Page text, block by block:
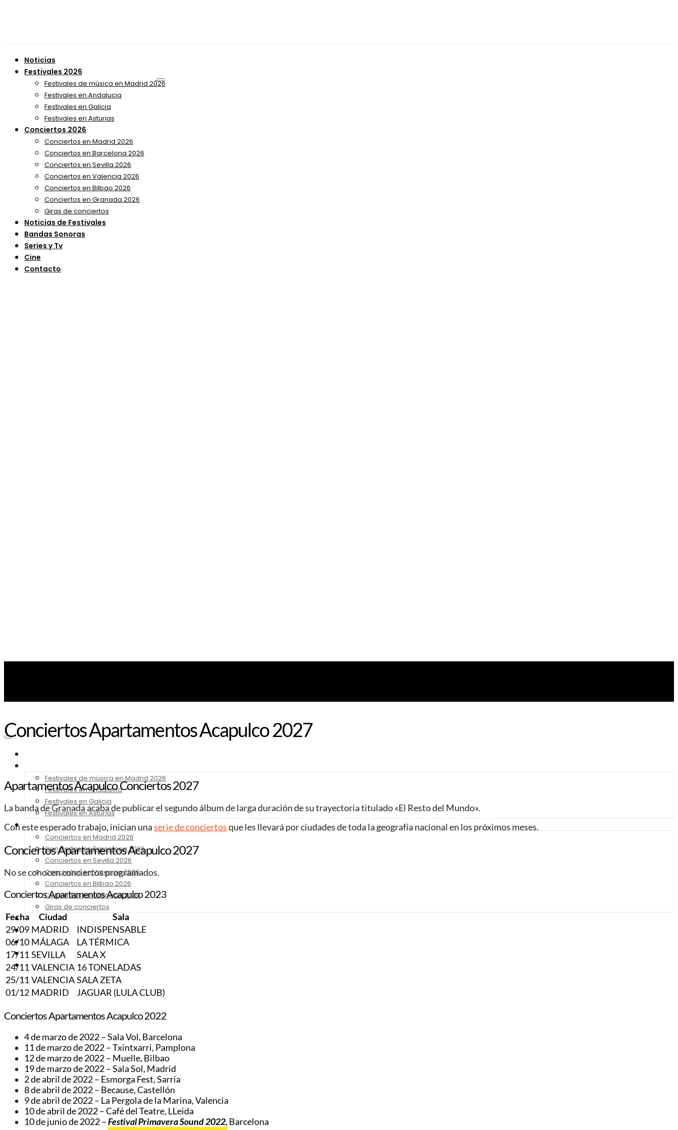
Noticias
Festivales 2026
Festivales de música en Madrid 2026
Festivales en Andalucia
Festivales en Galicia
Festivales en Asturias
Conciertos 2026
Conciertos en Madrid 2026
Conciertos en Barcelona 2026
Conciertos en Sevilla 2026
Conciertos en Valencia 2026
Conciertos en Bilbao 2026
Conciertos en Granada 2026
Giras de conciertos
Noticias de Festivales
Bandas Sonoras
Series y Tv
Cine
Contacto
Festivales de música en Madrid 2026
Festivales en Andalucia
Festivales en Galicia
Festivales en Asturias
Conciertos 2026
Conciertos en Madrid 2026
Conciertos en Barcelona 2026
Conciertos en Sevilla 2026
Conciertos en Valencia 2026
Conciertos en Bilbao 2026
Conciertos en Granada 2026
Giras de conciertos
Noticias de Festivales
Bandas Sonoras
Series y Tv
Cine
Contacto
Conciertos Apartamentos Acapulco 2027
Apartamentos Acapulco Conciertos 2027
La banda de Granada acaba de publicar el segundo álbum de larga duración de su trayectoria titulado «El Resto del Mundo».
Con este esperado trabajo, inician unaserie de conciertosque les llevará por ciudades de toda la geografía nacional en los próximos meses.
Conciertos Apartamentos Acapulco 2027
No se conocen conciertos programados.
Conciertos Apartamentos Acapulco 2023
Fecha Ciudad
Sala
29/09 MADRID
INDISPENSABLE
06/10 MÁLAGA
LA TÉRMICA
17/11SEVILLA
SALA X
24/11VALENCIA 16 TONELADAS
25/11VALENCIASALA ZETA
01/12 MADRID JAGUAR (LULA CLUB)
Conciertos Apartamentos Acapulco 2022
4 de marzo de 2022 – Sala Vol, Barcelona
11 de marzo de 2022 – Txintxarri, Pamplona
12 de marzo de 2022 – Muelle, Bilbao
19 de marzo de 2022 – Sala Sol, Madrid
2 de abril de 2022 – Esmorga Fest, Sarria
8 de abril de 2022 – Because, Castellón
9 de abril de 2022 – La Pergola de la Marina, Valencia
10 de abril de 2022 – Café del Teatre, LLeida
10 de junio de 2022 –Festival Primavera Sound 2022, Barcelona